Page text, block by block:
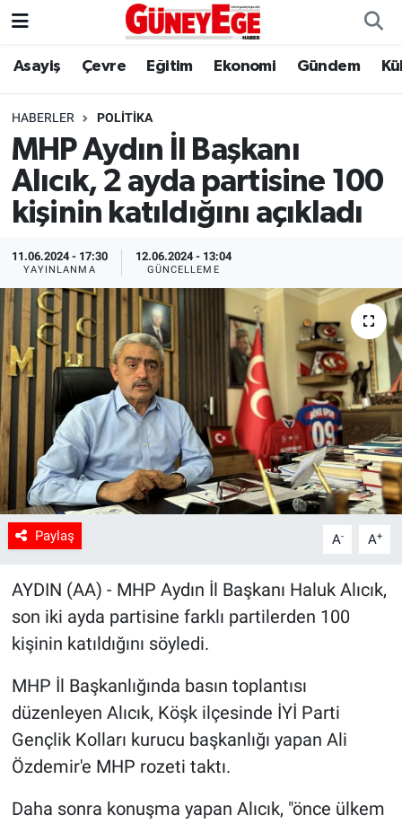
Asayiş Çevre Eğitim Ekonomi Gündem
HABERLER POLITIKA
MHP Aydın İl Başkanı
Alıcık, 2 ayda partisine 100
kişinin katıldığını açıkladı
11.06.2024 - 17:30
YAYINLANMA
12.06.2024 - 13:04
GÜNCELLEME
Paylaş A- A+
AYDIN (AA) - MHP Aydın İl Başkanı Haluk Alıcık,
son iki ayda partisine farklı partilerden 100
kişinin katıldığını söyledi.
MHP İl Başkanlığında basın toplantısı
düzenleyen Alıcık, Köşk ilçesinde İYİ Parti
Gençlik Kolları kurucu başkanlığı yapan Ali
Özdemir'e MHP rozeti taktı.
Daha sonra konuşma yapan Alıcık, "önce ülkem
Asayiş
Çevre
Eğitim
Ekonomi
Gündem
Kültür Sanat
Magazin
Politika
Sağlık
Spor
Yaşam
İstanbul Hava Durumu
İstanbul Trafik Yoğunluk Haritası
Süper Lig Puan Durumu ve Fikstür
Tüm Manşetler
Son Dakika Haberleri
Haber Arşivi